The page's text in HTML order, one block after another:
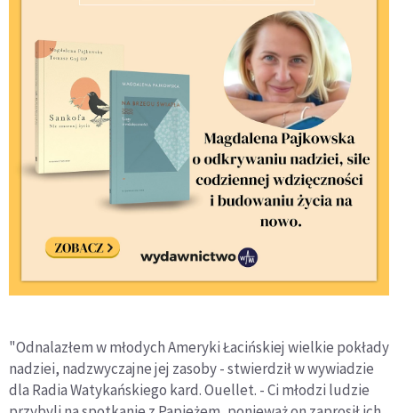
"Odnalazłem w młodych Ameryki Łacińskiej wielkie pokłady
nadziei, nadzwyczajne jej zasoby - stwierdził w wywiadzie
dla Radia Watykańskiego kard. Ouellet. - Ci młodzi ludzie